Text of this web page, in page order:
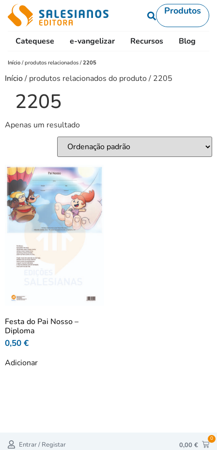
Produtos
Catequese e-vangelizar Recursos Blog
Início /produtos relacionados /2205
Início/ produtos relacionados do produto / 2205
2205
Apenas um resultado
Festa do Pai Nosso –
Diploma
0,50 €
Adicionar
Entrar / Registar 0,00 €
0